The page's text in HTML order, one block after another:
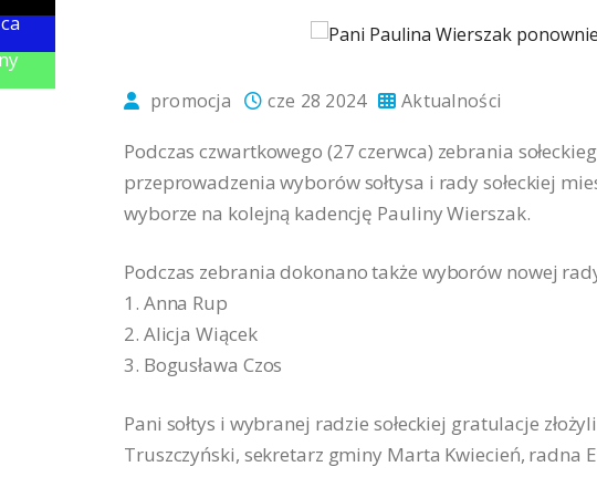
promocja cze 28 2024 Aktualności
Podczas czwartkowego (27 czerwca) zebrania
przeprowadzenia wyborów sołtysa i rady sołeckiej
wyborze na kolejną kadencję Pauliny Wierszak.
Podczas zebrania dokonano także wyborów nowej
1. Anna Rup
2. Alicja Wiącek
3. Bogusława Czos
Pani sołtys i wybranej radzie sołeckiej gratulacje
Truszczyński, sekretarz gminy Marta Kwiecień, radna